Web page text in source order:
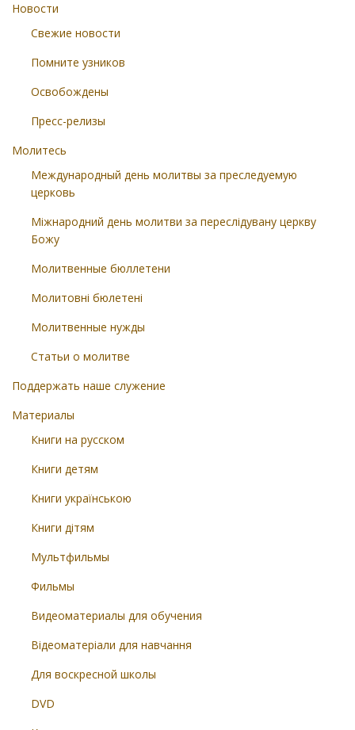
Новости
Свежие новости
Помните узников
Освобождены
Пресс-релизы
Молитесь
Международный день молитвы за преследуемую
церковь
Міжнародний день молитви за переслідувану церкву
Божу
Молитвенные бюллетени
Молитовні бюлетені
Молитвенные нужды
Статьи о молитве
Поддержать наше служение
Материалы
Книги на русском
Книги детям
Книги українською
Книги дітям
Мультфильмы
Фильмы
Видеоматериалы для обучения
Відеоматеріали для навчання
Для воскресной школы
DVD